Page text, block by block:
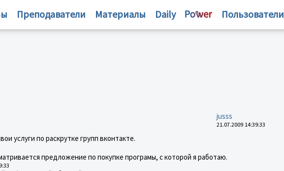
Преподаватели Материалы Daily Пользователи
jusss
21.07.2009 14:39:33
услуги по раскрутке групп вконтакте.
предложение по покупке програмы, с которой я работаю.